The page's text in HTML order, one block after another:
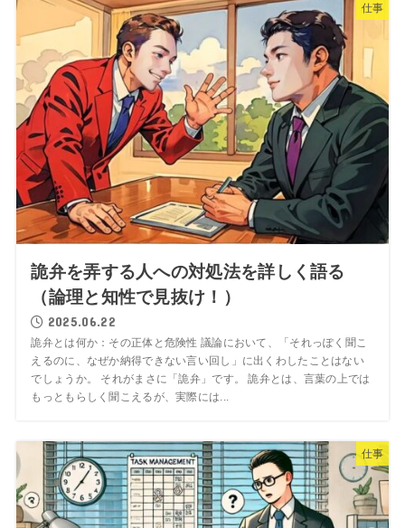
仕事
詭弁を弄する人への対処法を詳しく語る
（論理と知性で見抜け！）
2025.06.22
詭弁とは何か：その正体と危険性 議論において、「それっぽく聞こ
えるのに、なぜか納得できない言い回し」に出くわしたことはない
でしょうか。 それがまさに「詭弁」です。 詭弁とは、言葉の上では
もっともらしく聞こえるが、実際には...
仕事